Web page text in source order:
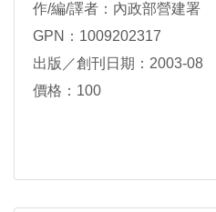
作/編/譯者：內政部營建署
GPN：1009202317
出版／創刊日期：2003-08
價格：100